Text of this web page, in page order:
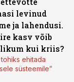
levinud
ja lahendusi.
kasv võib
kui kriis?
tohiks ehitada
süsteemile”